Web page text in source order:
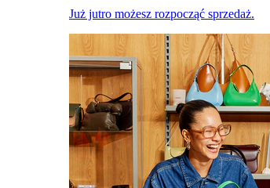
Już jutro możesz rozpocząć sprzedaż.